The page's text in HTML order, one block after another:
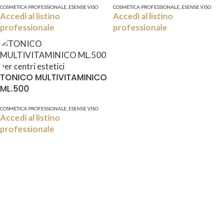
COSMETICA PROFESSIONALE ESENSE VISO
Accedi al listino
professionale
COSMETICA PROFESSIONALE ESENSE VISO
Accedi al listino
professionale
TONICO MULTIVITAMINICO
ML.500
COSMETICA PROFESSIONALE ESENSE VISO
Accedi al listino
professionale